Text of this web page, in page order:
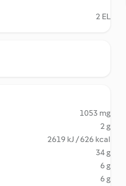
2 EL
1053 mg
2 g
2619 kJ / 626 kcal
34 g
6 g
6 g